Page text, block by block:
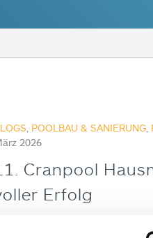
POOLBAU & SANIERUNG
2026
Cranpool
Erfolg
11. Cranpool Hausmesse 2026 –